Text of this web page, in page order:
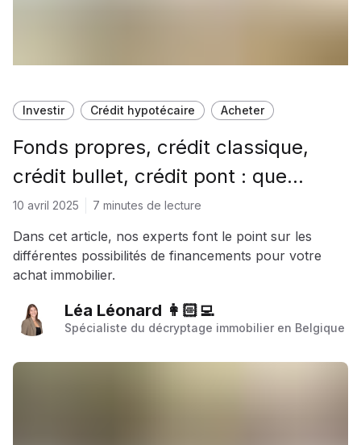
Investir Crédit hypotécaire Acheter
Fonds propres, crédit classique,
crédit bullet, crédit pont : que
choisir ?
10 avril 2025 7 minutes de lecture
Dans cet article, nos experts font le point sur les
différentes possibilités de financements pour votre
achat immobilier.
Léa Léonard 👩🏻‍💻
Spécialiste du décryptage immobilier en Belgique